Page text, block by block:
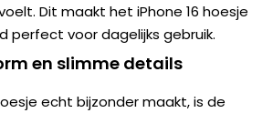
Dit maakt het iPhone 16 hoesje
perfect voor dagelijks gebruik.
en slimme details
echt bijzonder maakt, is de